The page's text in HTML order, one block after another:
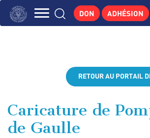
Aller
CENTRE DE
PUBLICATIONS
ACTUALITÉS
ENSEIGNEMENT
DON ADHÉSION
RETOUR AU PORTAIL
Caricature de
de Gaulle
Panneau de gestion des cookies